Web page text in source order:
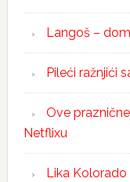
Langoš –
Pileći ražnjići
Ove
Netflixu
Lika Kolorado